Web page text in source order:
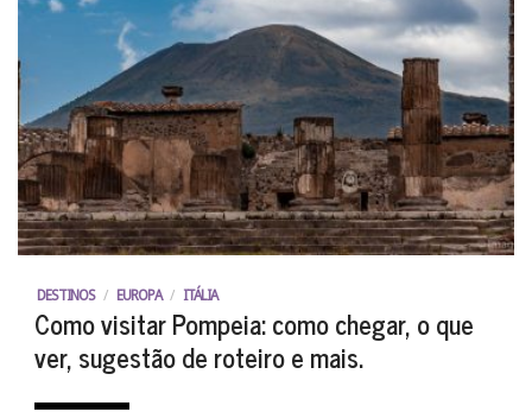
DESTINOS / EUROPA / ITÁLIA
Como visitar Pompeia: como chegar, o que
ver, sugestão de roteiro e mais.